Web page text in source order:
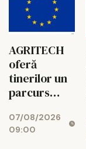
351753
AGRITECH
oferă
tinerilor un
parcurs
conectat cu
realitatea
07/08/2026
09:00